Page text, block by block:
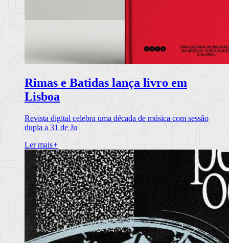
Rimas e Batidas lança livro em
Lisboa
Revista digital celebra uma década de música com sessão
dupla a 31 de Ju
Ler mais+